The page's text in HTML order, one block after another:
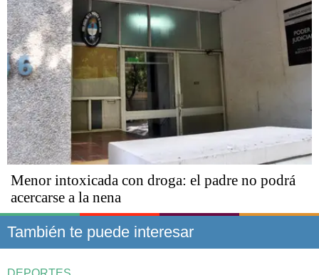
Menor intoxicada con droga: el padre no podrá
acercarse a la nena
También te puede interesar